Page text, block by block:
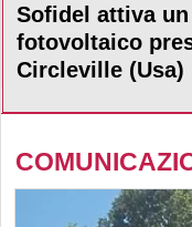
Sofidel attiva
fotovoltaico
Circleville (Usa)